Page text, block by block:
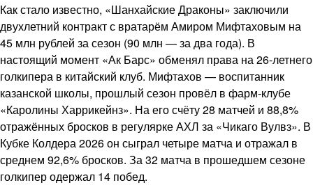
Как стало известно, «Шанхайские Драконы» заключили
двухлетний контракт с вратарём Амиром Мифтаховым на
45 млн рублей за сезон (90 млн — за два года). В
настоящий момент «Ак Барс» обменял права на 26-летнего
голкипера в китайский клуб. Мифтахов — воспитанник
казанской школы, прошлый сезон провёл в фарм-клубе
«Каролины Харрикейнз». На его счёту 28 матчей и 88,8%
отражённых бросков в регулярке АХЛ за «Чикаго Вулвз». В
Кубке Колдера 2026 он сыграл четыре матча и отражал в
среднем 92,6% бросков. За 32 матча в прошедшем сезоне
голкипер одержал 14 побед.